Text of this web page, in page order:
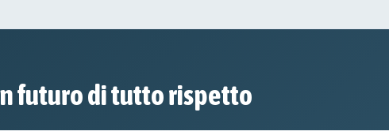
pratica
esperienze "dal basso".
per trasformare davvero l’Italia.
futuro di tutto rispetto